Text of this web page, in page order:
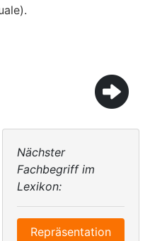
Nächster
Fachbegriff im
Lexikon:
Repräsentation